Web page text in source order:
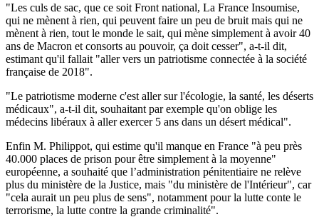
"Les culs de sac, que ce soit Front national, La France Insoumise,
qui ne mènent à rien, qui peuvent faire un peu de bruit mais qui ne
mènent à rien, tout le monde le sait, qui mène simplement à avoir 40
ans de Macron et consorts au pouvoir, ça doit cesser", a-t-il dit,
estimant qu'il fallait "aller vers un patriotisme connectée à la société
française de 2018".
"Le patriotisme moderne c'est aller sur l'écologie, la santé, les déserts
médicaux", a-t-il dit, souhaitant par exemple qu'on oblige les
médecins libéraux à aller exercer 5 ans dans un désert médical".
Enfin M. Philippot, qui estime qu'il manque en France "à peu près
40.000 places de prison pour être simplement à la moyenne"
européenne, a souhaité que l’administration pénitentiaire ne relève
plus du ministère de la Justice, mais "du ministère de l'Intérieur", car
"cela aurait un peu plus de sens", notamment pour la lutte conte le
terrorisme, la lutte contre la grande criminalité".